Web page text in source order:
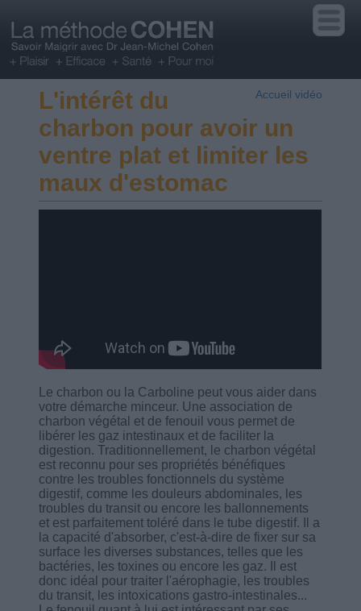
Accueil vidéo
L'intérêt du
charbon pour avoir un
ventre plat et limiter les
maux d'estomac
Le charbon ou la Carboline peut vous aider dans
votre démarche minceur. Une association de
charbon végétal et de fenouil vous permet de
libérer les gaz intestinaux et de faciliter la
digestion. Traditionnellement, le charbon végétal
est reconnu pour ses propriétés bénéfiques
contre les troubles fonctionnels du système
digestif, comme les douleurs abdominales, les
troubles du transit ou encore les ballonnements
et est parfaitement toléré dans le tube digestif. Il a
la capacité d'absorber, c'est-à-dire de fixer sur sa
surface les diverses substances, telles que les
bactéries, les toxines ou encore les gaz. Il est
donc idéal pour traiter l'aérophagie, les troubles
du transit, les intoxications gastro-intestinales...